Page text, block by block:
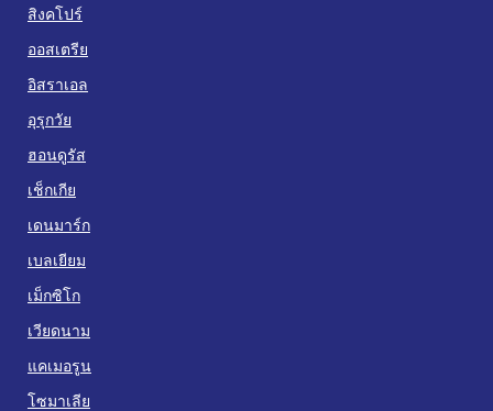
สิงคโปร์
ออสเตรีย
อิสราเอล
อุรุกวัย
ฮอนดูรัส
เช็กเกีย
เดนมาร์ก
เบลเยียม
เม็กซิโก
เวียดนาม
แคเมอรูน
โซมาเลีย